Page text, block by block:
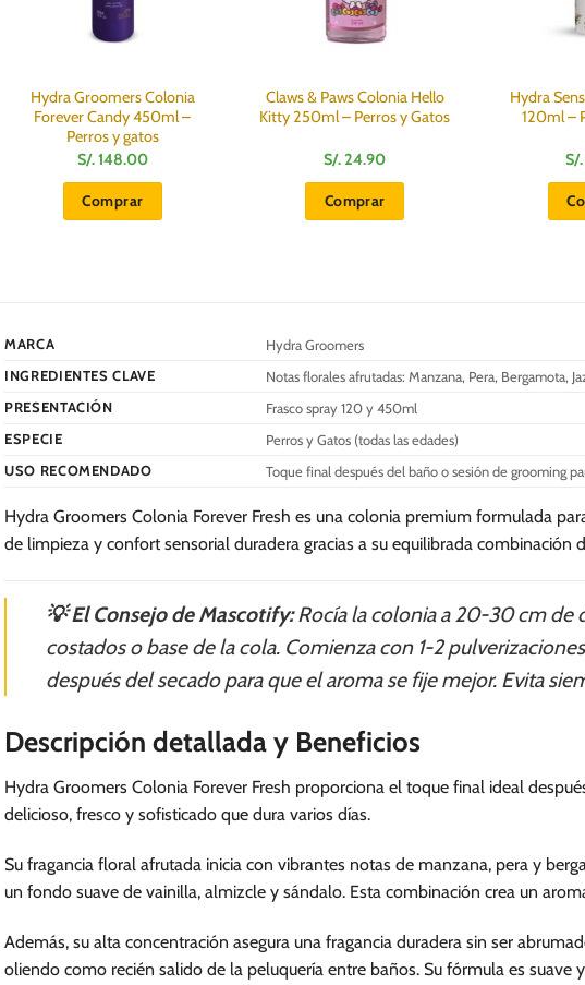
Hydra Groomers Colonia
Forever Candy 450ml –
Perros y gatos
S/.148.00
Comprar
Claws & Paws Colonia Hello
Kitty 250ml – Perros y Gatos
S/.24.90
Comprar
Hydra
120ml –
S/.
MARCA
Hydra Groomers
INGREDIENTES CLAVE
Notas florales afrutadas: Manzana, Pera, Bergamota,
PRESENTACIÓN
Frasco spray 120 y 450ml
ESPECIE
Perros y Gatos (todas las edades)
USO RECOMENDADO
Toque final después del baño o sesión de grooming
Hydra Groomers Colonia Forever Fresh es una colonia premium formulada
de limpieza y confort sensorial duradera gracias a su equilibrada combinación
💡 El Consejo de Mascotify:Rocía la colonia a 20-30 cm de
costados o base de la cola. Comienza con 1-2
después del secado para que el aroma se fije mejor. Evita
Descripción detallada y Beneficios
Hydra Groomers Colonia Forever Fresh proporciona el toque final ideal
delicioso, fresco y sofisticado que dura varios días.
Su fragancia floral afrutada inicia con vibrantes notas de manzana, pera y
un fondo suave de vainilla, almizcle y sándalo. Esta combinación crea un
Además, su alta concentración asegura una fragancia duradera sin ser
oliendo como recién salido de la peluquería entre baños. Su fórmula es suave